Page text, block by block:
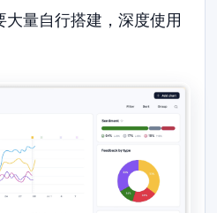
量自行搭建，深度使用